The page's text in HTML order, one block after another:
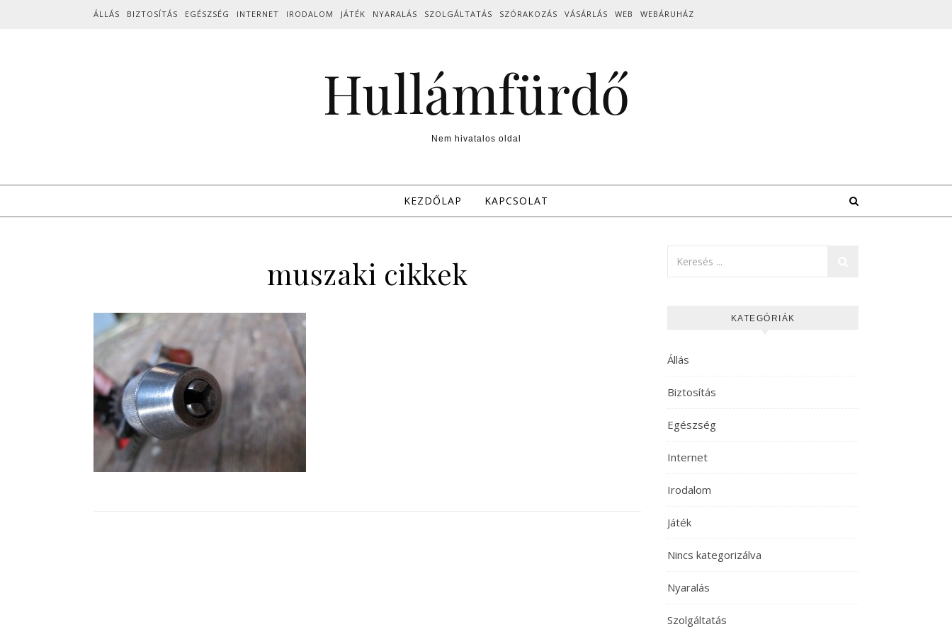
ÁLLÁS BIZTOSÍTÁS EGÉSZSÉG INTERNET IRODALOM JÁTÉK NYARALÁS SZOLGÁLTATÁS SZÓRAKOZÁS VÁSÁRLÁS WEB WEBÁRUHÁZ
Hullámfürdő
Nem hivatalos oldal
KEZDŐLAP KAPCSOLAT
muszaki cikkek
KATEGÓRIÁK
Állás
Biztosítás
Egészség
Internet
Irodalom
Játék
Nincs kategorizálva
Nyaralás
Szolgáltatás